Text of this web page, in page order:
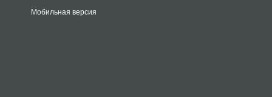
Мобильная версия